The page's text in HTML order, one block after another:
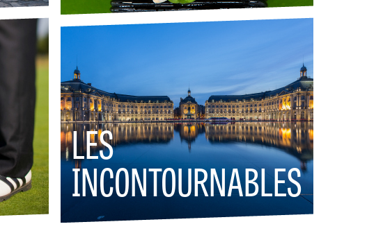
LES
INCONTOURNABLES